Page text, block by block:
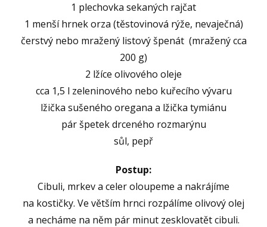
1 plechovka sekaných rajčat
1 menší hrnek orza (těstovinová rýže, nevaječná)
čerstvý nebo mražený listový špenát (mražený cca
200 g)
2 lžíce olivového oleje
cca 1,5 l zeleninového nebo kuřecího vývaru
lžička sušeného oregana a lžička tymiánu
pár špetek drceného rozmarýnu
sůl, pepř
Postup:
Cibuli, mrkev a celer oloupeme a nakrájíme
na kostičky. Ve větším hrnci rozpálíme olivový olej
a necháme na něm pár minut zesklovatět cibuli.